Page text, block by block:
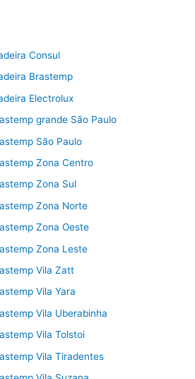
Consul
Brastemp
Electrolux
grande São Paulo
São Paulo
Zona Centro
Zona Sul
Zona Norte
Zona Oeste
Zona Leste
Vila Zatt
Vila Yara
Vila Uberabinha
Vila Tolstoi
Vila Tiradentes